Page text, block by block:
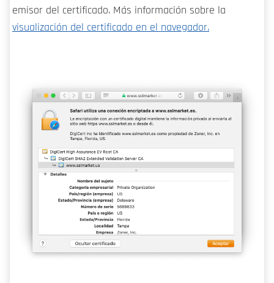
emisor del certificado. Más información sobre la
visualización del certificado en el navegador.